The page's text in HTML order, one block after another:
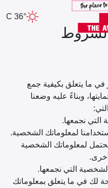
36° C
في ما يتعلق بكيفية جمع
وبناءً عليه وضعنا
التي نجمعها.
لمعلوماتك الشخصية.
لمعلوماتك الشخصية
التي نجمعها.
لك في ما يتعلق بمعلوماتك